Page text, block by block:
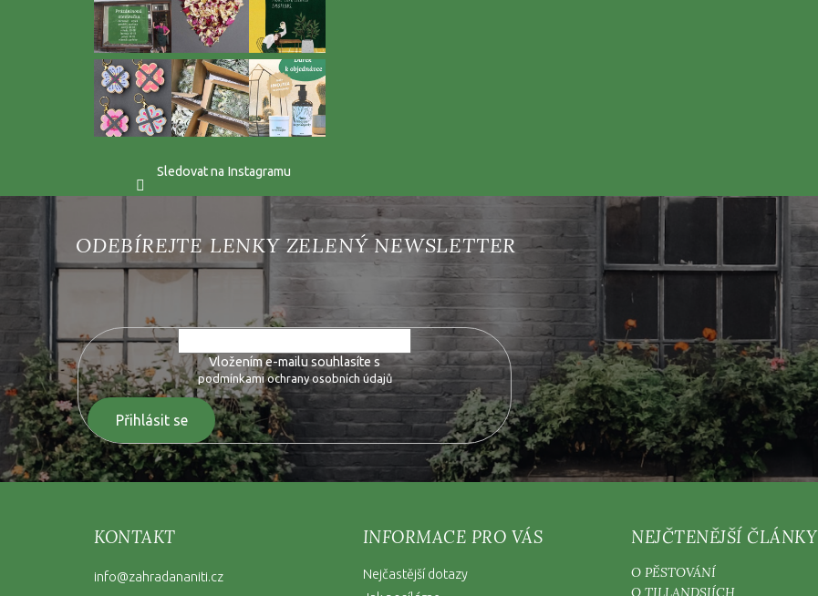
Sledovat na Instagramu
Vložte svůj e-mail a my vám budeme zasílat informace o nových produktech na našem e-shopu.
Vložením e-mailu souhlasíte s
podmínkami ochrany osobních údajů
Přihlásit se
KONTAKT
info@zahradananiti.cz
INFORMACE PRO VÁS
Nejčastější dotazy
NEJČTENĚJŠÍ ČLÁNKY
O PĚSTOVÁNÍ
O TILLANDSIÍCH